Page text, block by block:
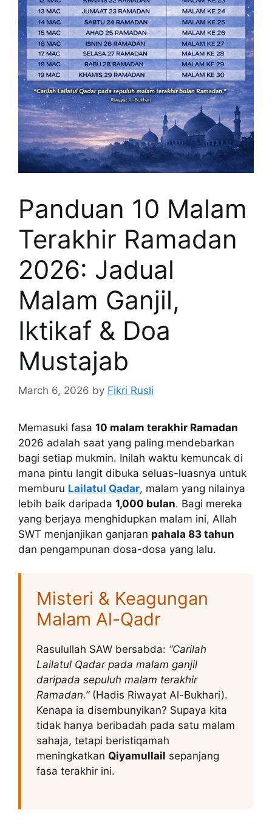
Panduan 10 Malam
Terakhir Ramadan
2026: Jadual
Malam Ganjil,
Iktikaf & Doa
Mustajab
March 6, 2026 by Fikri Rusli
Memasuki fasa 10 malam terakhir Ramadan
2026 adalah saat yang paling mendebarkan
bagi setiap mukmin. Inilah waktu kemuncak di
mana pintu langit dibuka seluas-luasnya untuk
memburu Lailatul Qadar, malam yang nilainya
lebih baik daripada 1,000 bulan. Bagi mereka
yang berjaya menghidupkan malam ini, Allah
SWT menjanjikan ganjaran pahala 83 tahun
dan pengampunan dosa-dosa yang lalu.
Misteri & Keagungan
Malam Al-Qadr
Rasulullah SAW bersabda: “Carilah
Lailatul Qadar pada malam ganjil
daripada sepuluh malam terakhir
Ramadan.”(Hadis Riwayat Al-Bukhari).
Kenapa ia disembunyikan? Supaya kita
tidak hanya beribadah pada satu malam
sahaja, tetapi beristiqamah
meningkatkan Qiyamullail sepanjang
fasa terakhir ini.